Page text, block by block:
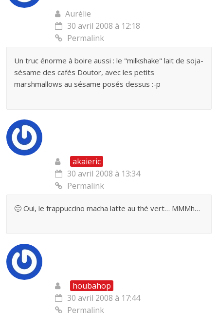
Aurélie
30 avril 2008 à 12:18
Permalink
Un truc énorme à boire aussi : le "milkshake" lait de soja-
sésame des cafés Doutor, avec les petits
marshmallows au sésame posés dessus :-p
akaieric
30 avril 2008 à 13:34
Permalink
🙂 Oui, le frappuccino macha latte au thé vert… MMMh…
houbahop
30 avril 2008 à 17:44
Permalink